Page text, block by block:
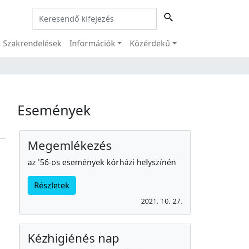
Keresés: search
Szakrendelések Információk Közérdekű
Események
Megemlékezés
az '56-os események kórházi helyszínén
Részletek
2021. 10. 27.
Kézhigiénés nap